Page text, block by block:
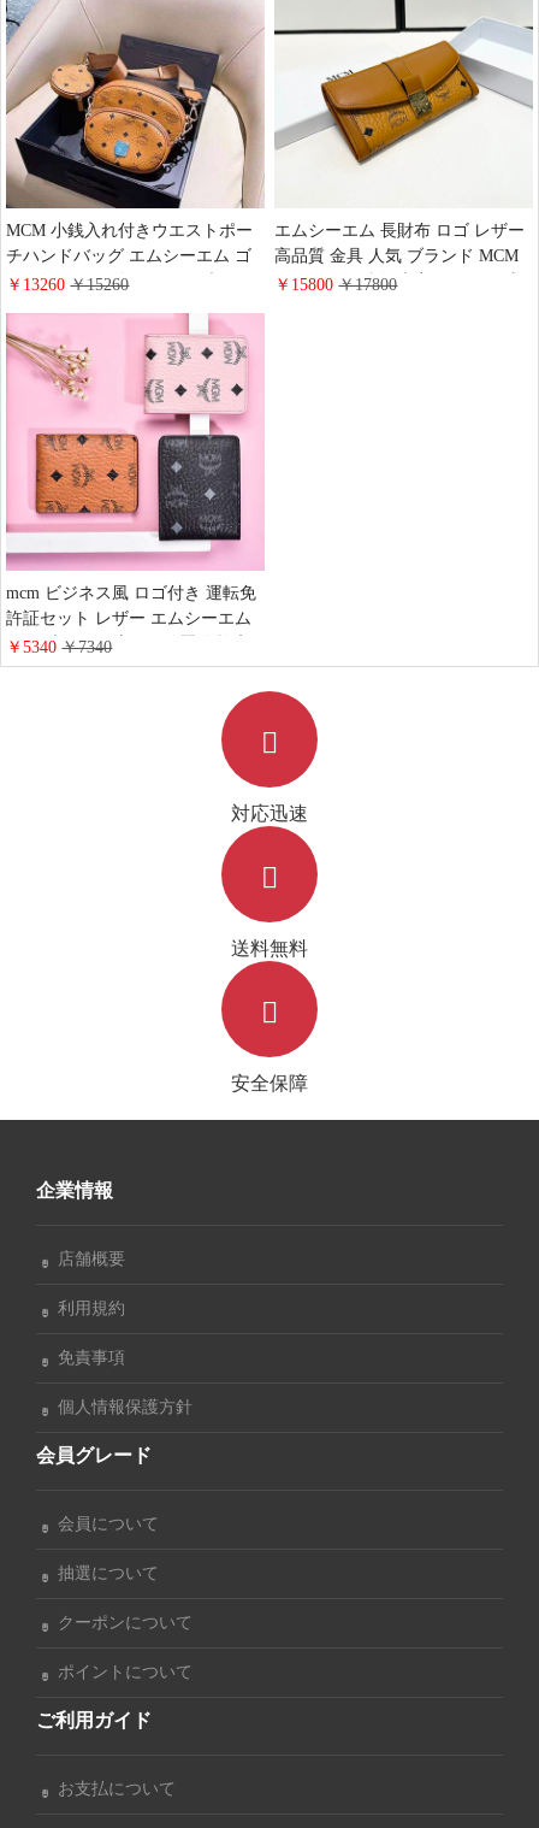
MCM 小銭入れ付きウエストポー
チハンドバッグ エムシーエム ゴ
ールドショルダーバッグ ブラウン
得
￥13260￥15260
エムシーエム 長財布 ロゴ レザー
高品質 金具 人気 ブランド MCM
クラシック財布 大容量 ボタン式
￥15800￥17800
mcm ビジネス風 ロゴ付き 運転免
許証セット レザー エムシーエム
ハイブランド 流行り綺麗 免許入
れ 送料無料
￥5340￥7340
対応迅速
送料無料
安全保障
企業情報
店舗概要
利用規約
免責事項
個人情報保護方針
会員グレード
会員について
抽選について
クーポンについて
ポイントについて
ご利用ガイド
お支払について